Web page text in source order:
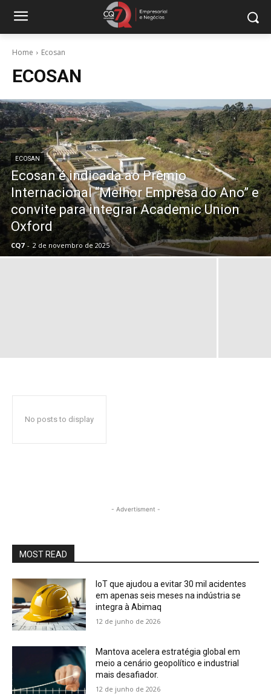
Home Ecosan
ECOSAN
ECOSAN
Ecosan é indicada ao Prêmio
Internacional “Melhor Empresa do Ano” e
convite para integrar Academic Union
Oxford
CQ7 - 2 de novembro de 2025
No posts to display
- Advertisment -
MOST READ
IoT que ajudou a evitar 30 mil acidentes
em apenas seis meses na indústria se
integra à Abimaq
12 de junho de 2026
Mantova acelera estratégia global em
meio a cenário geopolítico e industrial
mais desafiador.
12 de junho de 2026